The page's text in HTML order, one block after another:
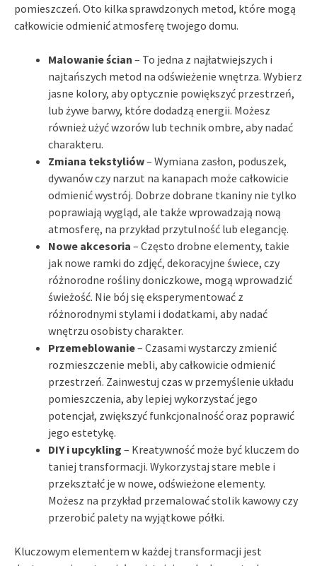
pomieszczeń. Oto kilka sprawdzonych metod, które mogą
całkowicie odmienić atmosferę twojego domu.
Malowanie ścian – To jedna z najłatwiejszych i
najtańszych metod na odświeżenie wnętrza. Wybierz
jasne kolory, aby optycznie powiększyć przestrzeń,
lub żywe barwy, które dodadzą energii. Możesz
również użyć wzorów lub technik ombre, aby nadać
charakteru.
Zmiana tekstyliów– Wymiana zasłon, poduszek,
dywanów czy narzut na kanapach może całkowicie
odmienić wystrój. Dobrze dobrane tkaniny nie tylko
poprawiają wygląd, ale także wprowadzają nową
atmosferę, na przykład przytulność lub elegancję.
Nowe akcesoria – Często drobne elementy, takie
jak nowe ramki do zdjęć, dekoracyjne świece, czy
różnorodne rośliny doniczkowe, mogą wprowadzić
świeżość. Nie bój się eksperymentować z
różnorodnymi stylami i dodatkami, aby nadać
wnętrzu osobisty charakter.
Przemeblowanie– Czasami wystarczy zmienić
rozmieszczenie mebli, aby całkowicie odmienić
przestrzeń. Zainwestuj czas w przemyślenie układu
pomieszczenia, aby lepiej wykorzystać jego
potencjał, zwiększyć funkcjonalność oraz poprawić
jego estetykę.
DIY i upcykling – Kreatywność może być kluczem do
taniej transformacji. Wykorzystaj stare meble i
przekształć je w nowe, odświeżone elementy.
Możesz na przykład przemalować stolik kawowy czy
przerobić palety na wyjątkowe półki.
Kluczowym elementem w każdej transformacji jest